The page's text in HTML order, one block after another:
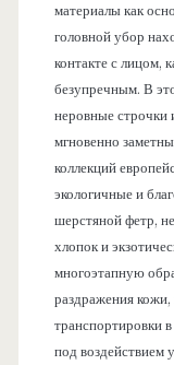
материалы как
головной убор
контакте с лицом,
безупречным. В
неровные строчки
мгновенно
коллекций
экологичные и
шерстяной фетр,
хлопок и
многоэтапную
раздражения
транспортировки
под воздействием